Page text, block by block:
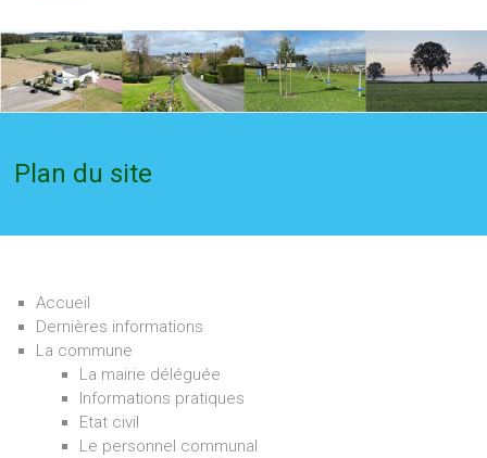
Plan du site
Accueil
Dernières informations
La commune
La mairie déléguée
Informations pratiques
Etat civil
Le personnel communal